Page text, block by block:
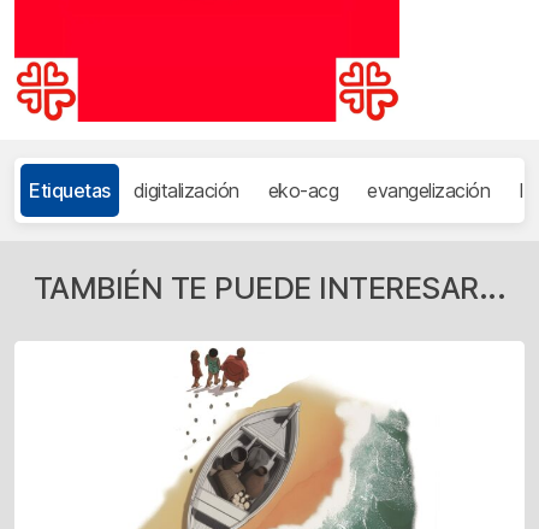
Etiquetas digitalización eko-acg evangelización
TAMBIÉN TE PUEDE INTERESAR...